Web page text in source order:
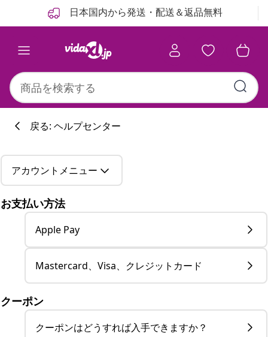
日本国内から発送・配送＆返品無料
戻る: ヘルプセンター
アカウントメニュー
お支払い方法
Apple Pay
Mastercard、Visa、クレジットカード
クーポン
クーポンはどうすれば入手できますか？